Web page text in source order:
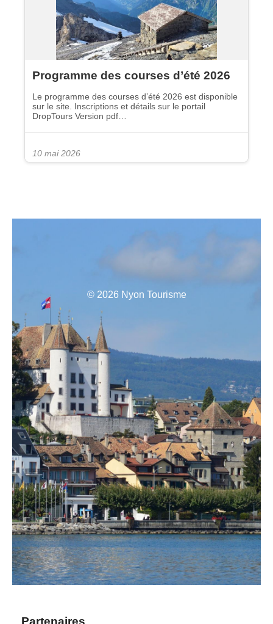
Programme des courses d’été 2026
Le programme des courses d’été 2026 est disponible
sur le site. Inscriptions et détails sur le portail
DropTours Version pdf…
10 mai 2026
© 2026 Nyon Tourisme
Partenaires